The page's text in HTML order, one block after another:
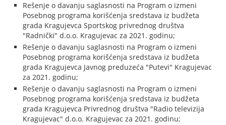
Rešenje o davanju saglasnosti na Program o izmeni
Posebnog programa korišćenja sredstava iz budžeta
grada Kragujevca Sportskog privrednog društva
"Radnički" d.o.o. Kragujevac za 2021. godinu;
Rešenje o davanju saglasnosti na Program o izmeni
Posebnog programa korišćenja sredstava iz budžeta
grada Kragujevca Javnog preduzeća "Putevi" Kragujevac
za 2021. godinu;
Rešenje o davanju saglasnosti na Program o izmeni
Posebnog programa korišćenja sredstava iz budžeta
grada Kragujevca Privrednog društva "Radio televizija
Kragujevac" d.o.o. Kragujevac za 2021. godinu;